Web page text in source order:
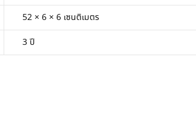
52 × 6 × 6 เซนติเมตร
3 ปี